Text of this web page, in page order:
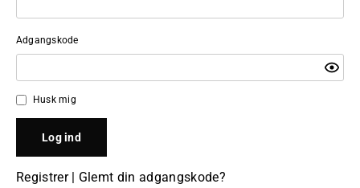
Adgangskode
Husk mig
Registrer| Glemt din adgangskode?